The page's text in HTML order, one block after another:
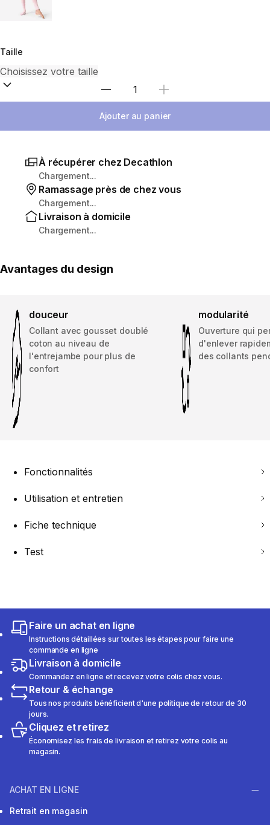
Taille
Sélectionnez la quantité
Ajouter au panier
À récupérer chez Decathlon
Chargement...
Ramassage près de chez vous
Chargement...
Livraison à domicile
Chargement...
Avantages du design
douceur
Collant avec gousset doublé
coton au niveau de
l'entrejambe pour plus de
confort
modularité
Ouverture qui
d'enlever
des collants
Fonctionnalités
Utilisation et entretien
Fiche technique
Test
Faire un achat en ligne
Instructions détaillées sur toutes les étapes pour faire une
commande en ligne
Livraison à domicile
Commandez en ligne et recevez votre colis chez vous.
Retour & échange
Tous nos produits bénéficient d'une politique de retour de 30
jours.
Cliquez et retirez
Économisez les frais de livraison et retirez votre colis au
magasin.
ACHAT EN LIGNE
Retrait en magasin